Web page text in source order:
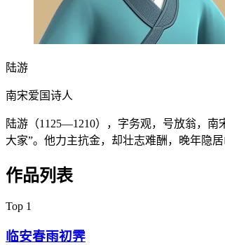
陆游
南宋爱国诗人
陆游（1125—1210），字务观，号放翁，
大家”。他力主抗金，却壮志难酬，晚年隐
作品列表
Top 1
临安春雨初霁